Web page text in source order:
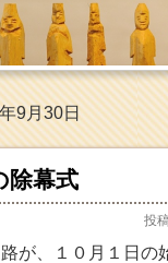
9月30日
除幕式
投
が、１０月１日の